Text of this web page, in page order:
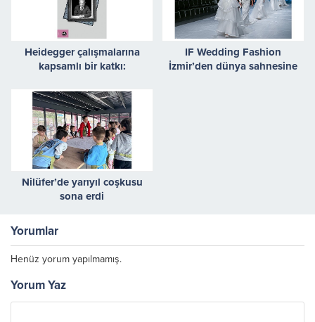
Heidegger çalışmalarına
kapsamlı bir katkı:
IF Wedding Fashion
İzmir’den dünya sahnesine
Nilüfer’de yarıyıl coşkusu
sona erdi
Yorumlar
Henüz yorum yapılmamış.
Yorum Yaz